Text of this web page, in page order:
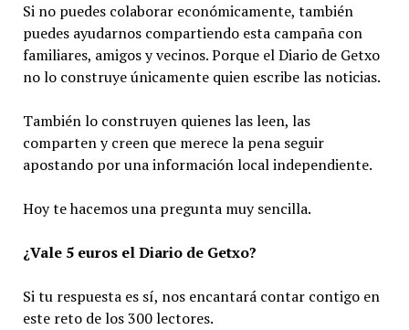
Si no puedes colaborar económicamente, también
puedes ayudarnos compartiendo esta campaña con
familiares, amigos y vecinos. Porque el Diario de Getxo
no lo construye únicamente quien escribe las noticias.
También lo construyen quienes las leen, las
comparten y creen que merece la pena seguir
apostando por una información local independiente.
Hoy te hacemos una pregunta muy sencilla.
¿Vale 5 euros el Diario de Getxo?
Si tu respuesta es sí, nos encantará contar contigo en
este reto de los 300 lectores.